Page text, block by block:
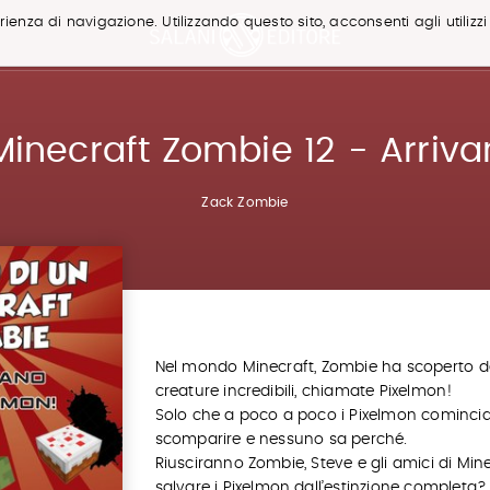
di navigazione. Utilizzando questo sito, acconsenti agli
Zombie 12 -
Zack Zombie
Nel mondo Minecraft, Zombie ha scoperto
creature incredibili, chiamate Pixelmon!
Solo che a poco a poco i Pixelmon
scomparire e nessuno sa perché.
Riusciranno Zombie, Steve e gli amici di